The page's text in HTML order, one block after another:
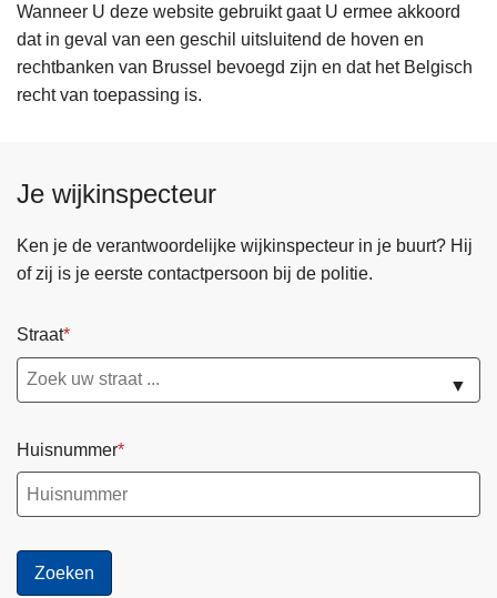
Wanneer U deze website gebruikt gaat U ermee akkoord
dat in geval van een geschil uitsluitend de hoven en
rechtbanken van Brussel bevoegd zijn en dat het Belgisch
recht van toepassing is.
Je wijkinspecteur
Ken je de verantwoordelijke wijkinspecteur in je buurt? Hij
of zij is je eerste contactpersoon bij de politie.
Straat
▼
Huisnummer